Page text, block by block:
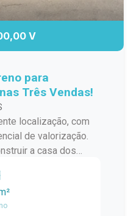
V
para
Três Vendas!
localização, com
de valorização.
a casa dos
posição solar Fácil
e serviços da